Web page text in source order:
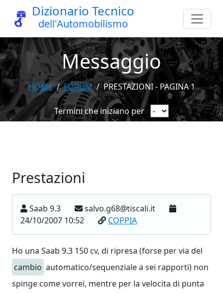
Dizionario Tecnico
dell'Automobilismo
Messaggio
HOME FORUM PRESTAZIONI - PAGINA 1
Termini che iniziano per
Prestazioni
Saab 9.3
salvo.g68@tiscali.it
24/10/2007 10:52
COPPIA
Ho una Saab 9.3 150 cv, di ripresa (forse per via del
cambio automatico/sequenziale a sei rapporti) non
spinge come vorrei, mentre per la velocita di punta